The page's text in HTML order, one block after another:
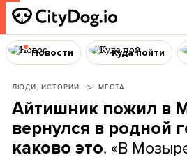
Новости Куда пойти
ЛЮДИ, ИСТОРИИ МЕСТА
Айтишник пожил в
вернулся в родной
каково это. «В